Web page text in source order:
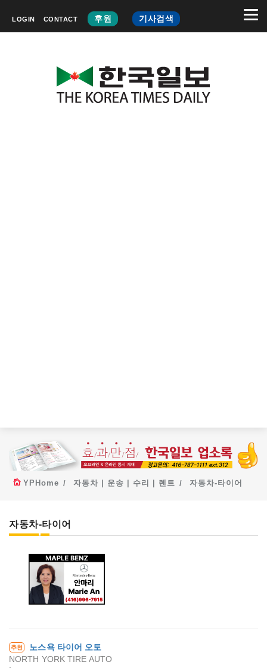
LOGIN CONTACT 후원 기사검색
YPHome 자동차 | 운송 | 수리 | 렌트 자동차-타이어
자동차-타이어
리
추천
노스욕 타이어 오토
NORTH YORK TIRE AUTO